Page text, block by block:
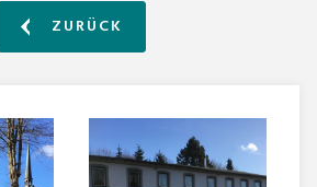
ZURÜCK